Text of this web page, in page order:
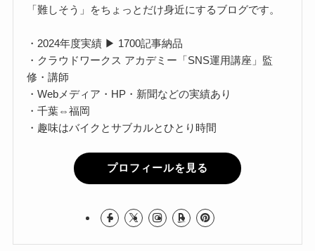
「難しそう」をちょっとだけ身近にするブログです。
・2024年度実績 ▶ 1700記事納品
・クラウドワークス アカデミー「SNS運用講座」監
修・講師
・Webメディア・HP・新聞などの実績あり
・千葉⇔福岡
・趣味はバイクとサブカルとひとり時間
プロフィールを見る